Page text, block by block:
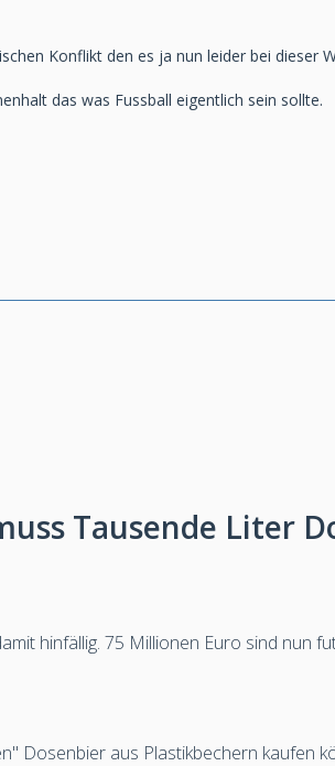
Konflikt den es ja nun leider bei dieser
das was Fussball eigentlich sein sollte.
Tausende Liter
hinfällig. 75 Millionen Euro sind nun
Dosenbier aus Plastikbechern kaufen